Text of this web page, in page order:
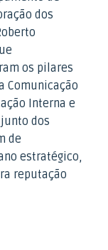
dos
os pilares
Comunicação
Interna e
dos
de
estratégico,
reputação